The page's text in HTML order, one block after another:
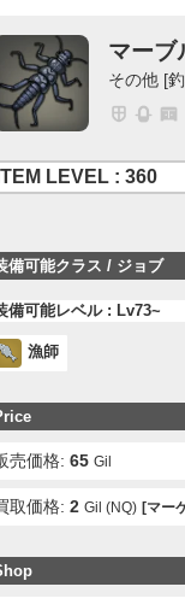
マーブ
その他 [
ITEM LEVEL : 360
備可能クラス / ジョブ
備可能レベル : Lv73~
漁師
売価格:65 Gil
取価格:2 Gil (NQ) [マー